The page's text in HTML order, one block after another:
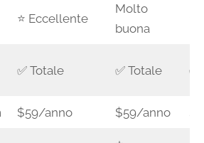
⭐ Eccellente
Molto
buona
✅ Totale ✅ Totale ✅
$59/anno $59/anno